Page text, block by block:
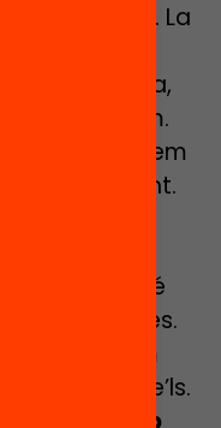
. La
de lectura,
que fem.
dediquem
moment.
i, al
és també
lectures.
com ho fem
se’ls.